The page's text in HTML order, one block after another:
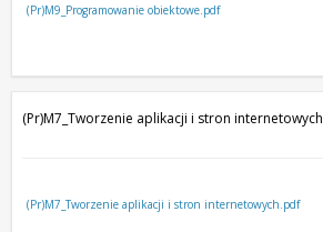
(Pr)M9_Programowanie obiektowe.pdf
(Pr)M7_Tworzenie aplikacji i stron internetowych
(Pr)M7_Tworzenie aplikacji i stron internetowych.pdf